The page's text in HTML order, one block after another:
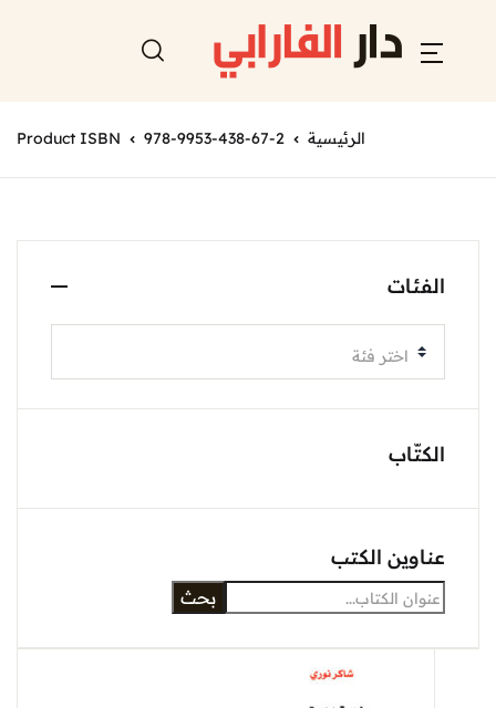
الرئيسية Product ISBN 978-9953-438-67-2
الفئات
اختر فئة
الكتّاب
عناوين الكتب
بحث